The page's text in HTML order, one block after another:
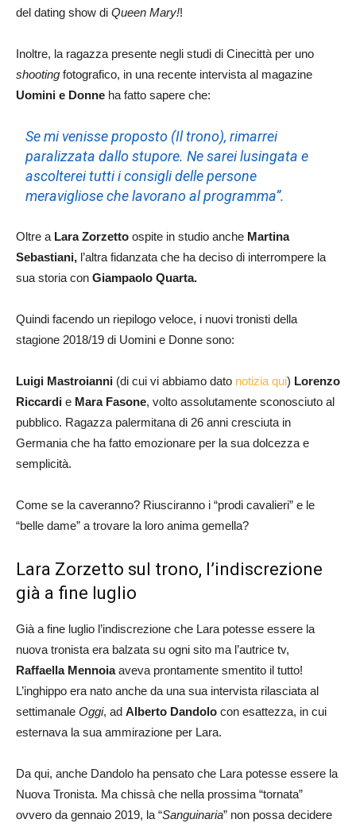
del dating show di Queen Mary!!
Inoltre, la ragazza presente negli studi di Cinecittà per uno
shooting fotografico, in una recente intervista al magazine
Uomini e Donne ha fatto sapere che:
Se mi venisse proposto (Il trono), rimarrei
paralizzata dallo stupore. Ne sarei lusingata e
ascolterei tutti i consigli delle persone
meravigliose che lavorano al programma”.
Oltre a Lara Zorzetto ospite in studio anche Martina
Sebastiani, l’altra fidanzata che ha deciso di interrompere la
sua storia con Giampaolo Quarta.
Quindi facendo un riepilogo veloce, i nuovi tronisti della
stagione 2018/19 di Uomini e Donne sono:
Luigi Mastroianni (di cui vi abbiamo dato notizia qui) Lorenzo
Riccardi e Mara Fasone, volto assolutamente sconosciuto al
pubblico. Ragazza palermitana di 26 anni cresciuta in
Germania che ha fatto emozionare per la sua dolcezza e
semplicità.
Come se la caveranno? Riusciranno i “prodi cavalieri” e le
“belle dame” a trovare la loro anima gemella?
Lara Zorzetto sul trono, l’indiscrezione
già a fine luglio
Già a fine luglio l’indiscrezione che Lara potesse essere la
nuova tronista era balzata su ogni sito ma l’autrice tv,
Raffaella Mennoiaaveva prontamente smentito il tutto!
L’inghippo era nato anche da una sua intervista rilasciata al
settimanale Oggi, ad Alberto Dandolo con esattezza, in cui
esternava la sua ammirazione per Lara.
Da qui, anche Dandolo ha pensato che Lara potesse essere la
Nuova Tronista. Ma chissà che nella prossima “tornata”
ovvero da gennaio 2019, la “Sanguinaria” non possa decidere